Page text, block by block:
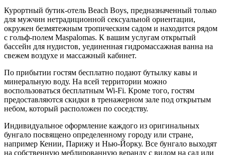
Курортный бутик-отель Beach Boys, предназначенный только
для мужчин нетрадиционной сексуальной ориентации,
окружен безмятежным тропическим садом и находится рядом
с гольф-полем Maspalomas. К вашим услугам открытый
бассейн для нудистов, уединенная гидромассажная ванна на
свежем воздухе и массажный кабинет.
По прибытии гостям бесплатно подают бутылку кавы и
минеральную воду. На всей территории можно
воспользоваться бесплатным Wi-Fi. Кроме того, гостям
предоставляются скидки в тренажерном зале под открытым
небом, который расположен по соседству.
Индивидуальное оформление каждого из оригинальных
бунгало посвящено определенному городу или стране,
например Кении, Парижу и Нью-Йорку. Все бунгало выходят
на собственную меблированную веранду с видом на сад или